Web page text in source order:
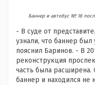
Баннер и автобус № 18
- В суде от
узнали, что баннер был
пояснил Баринов. - В
реконструкция
часть была расширена.
баннер и находился не